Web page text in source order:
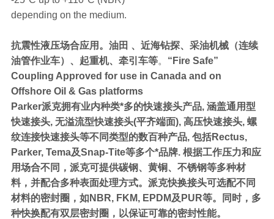
depending on the medium.
抗震性液压场合应用。油田 、近海钻探、采油机械（连续
油管作业车）、起重机、牵引车等。 “Fire Safe”
Coupling Approved for use in Canada and on
Offshore Oil & Gas platforms
Parker派克拥有业内种类*多的快速接头产品, 涵盖通用型
快速接头, 无溢流型快速接头(平齐端面), 高压快速接头, 螺
纹连接快速接头等不同类型的数百种产品, 包括Rectus,
Parker, Tema及Snap-Tite等多个*品牌. 根据工作压力和应
用场合不同，派克可提供碳钢、黄铜、不锈钢等多种材
料，并配合多种表面处理方式。派克快换接头可选配不同
材料的密封圈，如NBR, FKM, EPDM及PUR等。同时，多
种快换配有双层密封圈，以保证可靠的密封性能。